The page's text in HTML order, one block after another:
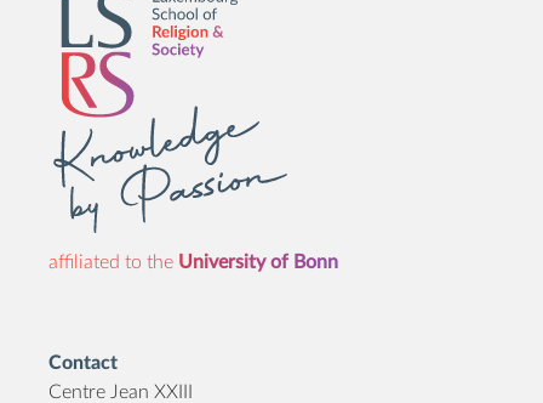
Contact
Centre Jean XXIII
affiliated to the University of Bonn